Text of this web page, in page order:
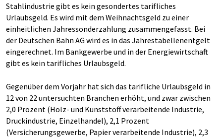
Stahlindustrie gibt es kein gesondertes tarifliches
Urlaubsgeld. Es wird mit dem Weihnachtsgeld zu einer
einheitlichen Jahressonderzahlung zusammengefasst. Bei
der Deutschen Bahn AG wird es in das Jahrestabellenentgelt
eingerechnet. Im Bankgewerbe und in der Energiewirtschaft
gibt es kein tarifliches Urlaubsgeld.
Gegenüber dem Vorjahr hat sich das tarifliche Urlaubsgeld in
12 von 22 untersuchten Branchen erhöht, und zwar zwischen
2,0 Prozent (Holz- und Kunststoff verarbeitende Industrie,
Druckindustrie, Einzelhandel), 2,1 Prozent
(Versicherungsgewerbe, Papier verarbeitende Industrie), 2,3